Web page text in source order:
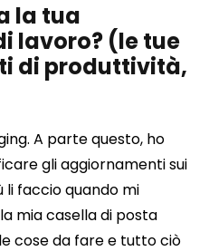
la tua
lavoro? (le tue
di produttività,
A parte questo, ho
gli aggiornamenti sui
li faccio quando mi
mia casella di posta
cose da fare e tutto ciò